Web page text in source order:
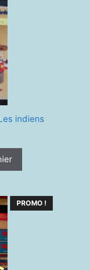
indiens
PROMO !